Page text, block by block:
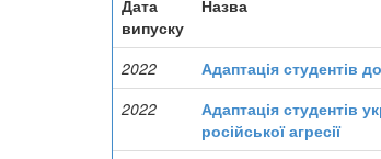
Дата
випуску
Назва
2022 Адаптація студентів
2022
Адаптація студентів
російської агресії